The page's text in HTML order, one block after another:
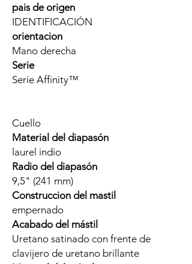
pais de origen
IDENTIFICACIÓN
orientacion
Mano derecha
Serie
Serie Affinity™
Cuello
Material del diapasón
laurel indio
Radio del diapasón
9,5" (241 mm)
Construccion del mastil
empernado
Acabado del mástil
Uretano satinado con frente de
clavijero de uretano brillante